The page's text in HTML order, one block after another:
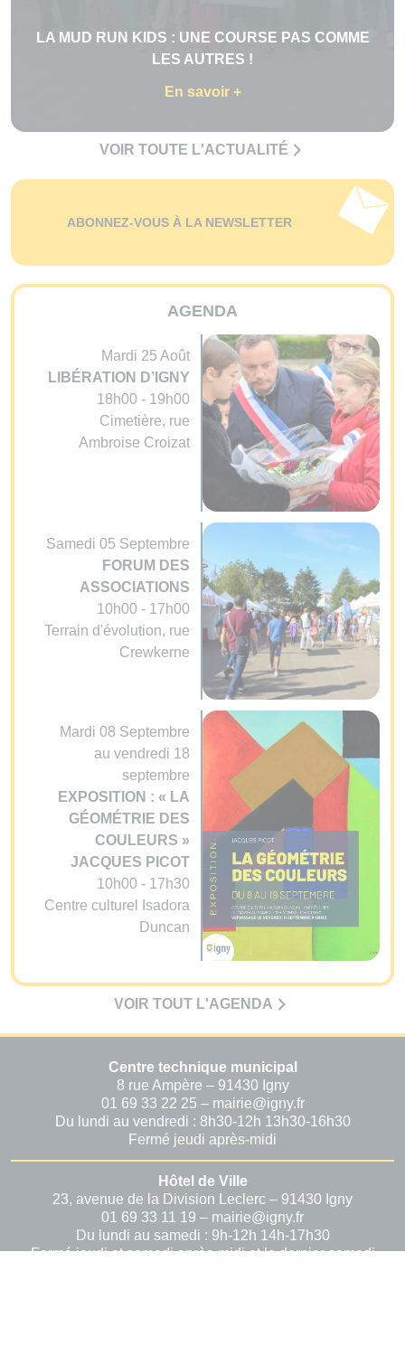
LA MUD RUN KIDS : UNE COURSE PAS COMME
LES AUTRES !
En savoir +
VOIR TOUTE L'ACTUALITÉ
ABONNEZ-VOUS À LA NEWSLETTER
AGENDA
Mardi 25 Août
LIBÉRATION D’IGNY
18h00 - 19h00
Cimetière, rue
Ambroise Croizat
Samedi 05 Septembre
FORUM DES
ASSOCIATIONS
10h00 - 17h00
Terrain d'évolution, rue
Crewkerne
Mardi 08 Septembre
au vendredi 18
septembre
EXPOSITION : « LA
GÉOMÉTRIE DES
COULEURS »
JACQUES PICOT
10h00 - 17h30
Centre culturel Isadora
Duncan
VOIR TOUT L'AGENDA
Centre technique municipal
8 rue Ampère – 91430 Igny
01 69 33 22 25 – mairie@igny.fr
Du lundi au vendredi : 8h30-12h 13h30-16h30
Fermé jeudi après-midi
Hôtel de Ville
23, avenue de la Division Leclerc – 91430 Igny
01 69 33 11 19 – mairie@igny.fr
Du lundi au samedi : 9h-12h 14h-17h30
Fermé jeudi et samedi après-midi et le dernier samedi